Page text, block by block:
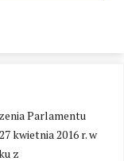
Parlamentu
kwietnia 2016 r. w
z